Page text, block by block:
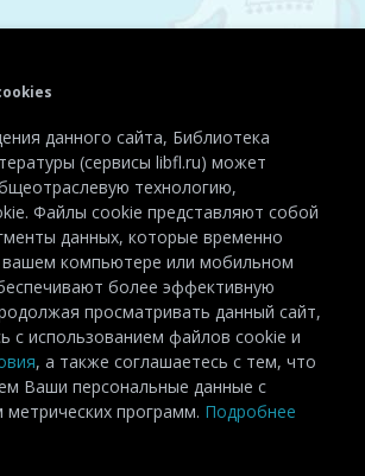
+7 (495) 915-72-81
detiinostranki@libfl.ru
данного сайта, Библиотека
libfl.ru) может
технологию,
собой
данных, которые временно
более эффективную
с использованием файлов cookie и
, а также соглашаетесь с тем, что
Ваши персональные данные с
метрических программ. Подробнее